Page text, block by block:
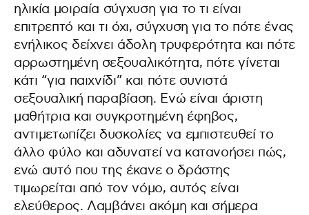
ηλικία μοιραία σύγχυση για το τι είναι
επιτρεπτό και τι όχι, σύγχυση για το πότε ένας
ενήλικος δείχνει άδολη τρυφερότητα και πότε
αρρωστημένη σεξουαλικότητα, πότε γίνεται
κάτι “για παιχνίδι” και πότε συνιστά
σεξουαλική παραβίαση. Ενώ είναι άριστη
μαθήτρια και συγκροτημένη έφηβος,
αντιμετωπίζει δυσκολίες να εμπιστευθεί το
άλλο φύλο και αδυνατεί να κατανοήσει πώς,
ενώ αυτό που της έκανε ο δράστης
τιμωρείται από τον νόμο, αυτός είναι
ελεύθερος. Λαμβάνει ακόμη και σήμερα